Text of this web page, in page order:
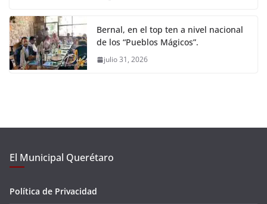
Bernal, en el top ten a nivel nacional
de los “Pueblos Mágicos”.
julio 31, 2026
El Municipal Querétaro
Política de Privacidad